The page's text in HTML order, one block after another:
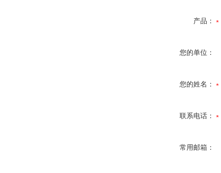
产品：
您的单位：
您的姓名：
联系电话：
常用邮箱：